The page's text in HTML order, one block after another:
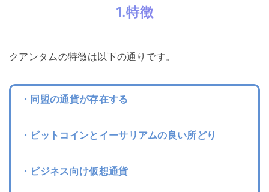
1.特徴
クアンタムの特徴は以下の通りです。
・同盟の通貨が存在する
・ビットコインとイーサリアムの良い所どり
・ビジネス向け仮想通貨